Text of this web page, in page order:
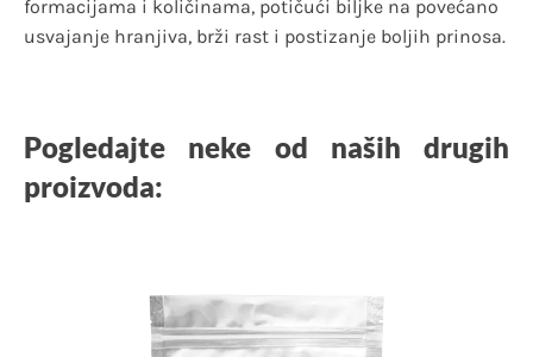
formacijama i količinama, potičući biljke na povećano
usvajanje hranjiva, brži rast i postizanje boljih prinosa.
Pogledajte neke od naših drugih
proizvoda: